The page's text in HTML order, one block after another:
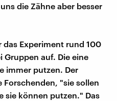
die Zähne aber besser
Experiment rund 100
Gruppen auf. Die eine
immer putzen. Der
Forschenden, "sie sollen
sie können putzen." Das